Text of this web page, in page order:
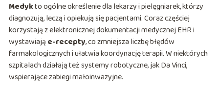
Medykto ogólne określenie dla lekarzy i pielęgniarek, którzy
diagnozują, leczą i opiekują się pacjentami. Coraz częściej
korzystają z elektronicznej dokumentacji medycznej EHR i
wystawiają e-recepty, co zmniejsza liczbę błędów
farmakologicznych i ułatwia koordynację terapii. W niektórych
szpitalach działają też systemy robotyczne, jak Da Vinci,
wspierające zabiegi małoinwazyjne.